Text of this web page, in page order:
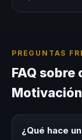
PREGUNTAS
FAQ
¿Qué hace